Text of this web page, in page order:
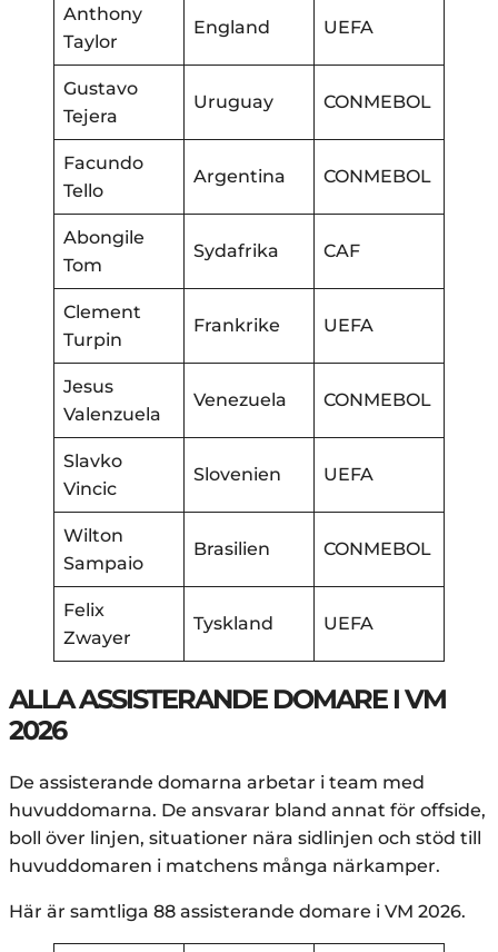
Anthony
Taylor
England UEFA
Gustavo
Tejera
Uruguay CONMEBOL
Facundo
Tello
Argentina CONMEBOL
Abongile
Tom
Sydafrika CAF
Clement
Turpin
Frankrike UEFA
Jesus
Valenzuela
Venezuela CONMEBOL
Slavko
Vincic
Slovenien UEFA
Wilton
Sampaio
Brasilien CONMEBOL
Felix
Zwayer
Tyskland UEFA
ALLA ASSISTERANDE DOMARE I VM
2026
De assisterande domarna arbetar i team med
huvuddomarna. De ansvarar bland annat för offside,
boll över linjen, situationer nära sidlinjen och stöd till
huvuddomaren i matchens många närkamper.
Här är samtliga 88 assisterande domare i VM 2026.